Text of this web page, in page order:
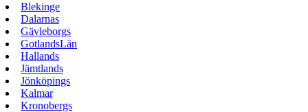
Blekinge
Dalarnas
Gävleborgs
GotlandsLän
Hallands
Jämtlands
Jönköpings
Kalmar
Kronobergs